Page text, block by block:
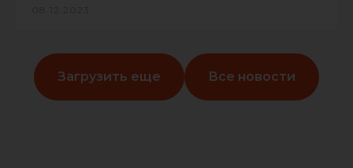
Загрузить еще Все новости